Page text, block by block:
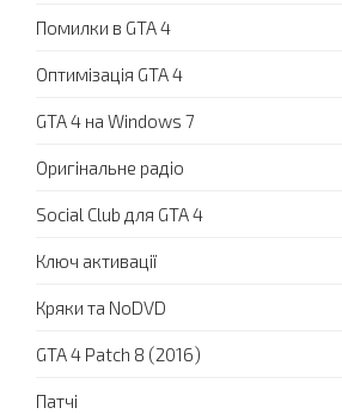
Помилки в GTA 4
Оптимізація GTA 4
GTA 4 на Windows 7
Оригінальне радіо
Social Club для GTA 4
Ключ активації
Кряки та NoDVD
GTA 4 Patch 8 (2016)
Патчі